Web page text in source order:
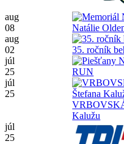
aug
08
Natálie
aug
02
35. ročník
júl
25
RUN
júl
25
Kalužu
júl
25